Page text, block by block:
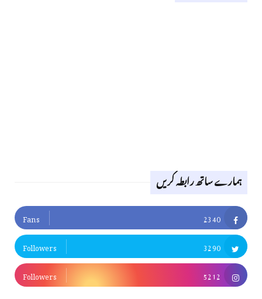
ہمارے ساتھ رابطہ کریں
2340
Fans
3290
Followers
5212
Followers